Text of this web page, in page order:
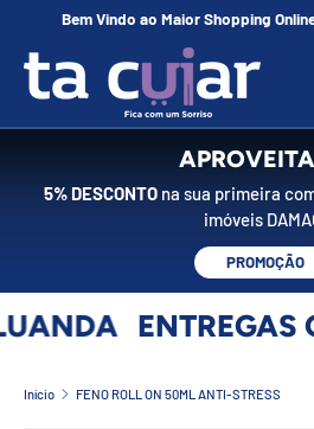
Bem Vindo ao Maior Shopping
Pesquisar
5% DESCONTO na sua primeira
imóveis
PROMOÇÃO
ENTREGAS
Início FENO ROLL ON 50ML ANTI-STRESS